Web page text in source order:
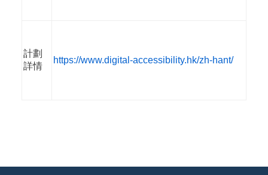
計劃
詳情
https://www.digital-accessibility.hk/zh-hant/